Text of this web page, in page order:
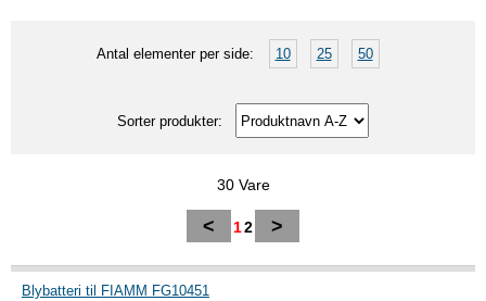
Antal elementer per side: 10 25 50
Sorter produkter:
30 Vare
< 12 >
Blybatteri til FIAMM FG10451